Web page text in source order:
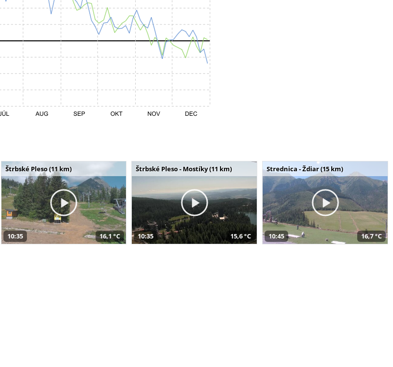
Štrbské Pleso (11 km)
10:35 16,1 °C
Štrbské Pleso - Mostíky (11 km)
10:35 15,6 °C
Strednica - Ždiar (15 km)
10:45 16,7 °C